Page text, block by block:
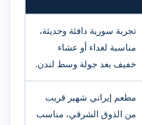
تجربة سورية دافئة وحديثة،
مناسبة لغداء أو عشاء
خفيف بعد جولة وسط لندن.
مطعم إيراني شهير قريب
من الذوق الشرقي، مناسب